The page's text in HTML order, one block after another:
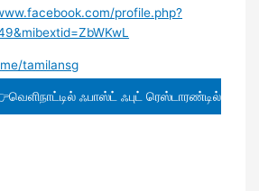
profile.php?
tamilansg
ஃபாஸ்ட் ஃபுட் ரெஸ்டாரண்டில்